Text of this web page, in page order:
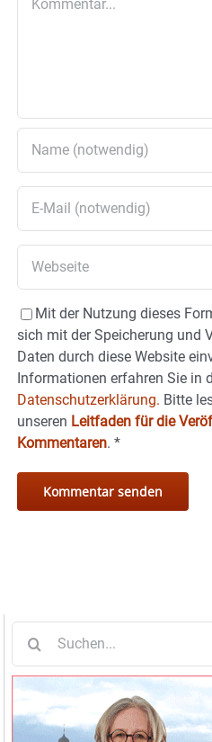
Mit der Nutzung dieses
sich mit der Speicherung und
Daten durch diese Website
Informationen erfahren Sie in
Datenschutzerklärung. Bitte
unseren Leitfaden für die
Kommentaren. *
nach: